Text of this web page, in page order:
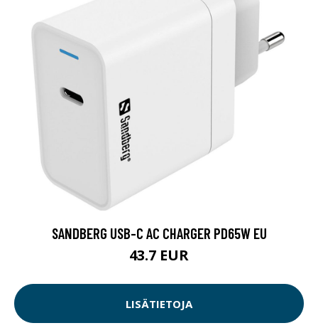
SANDBERG USB-C AC CHARGER PD65W EU
43.7 EUR
LISÄTIETOJA